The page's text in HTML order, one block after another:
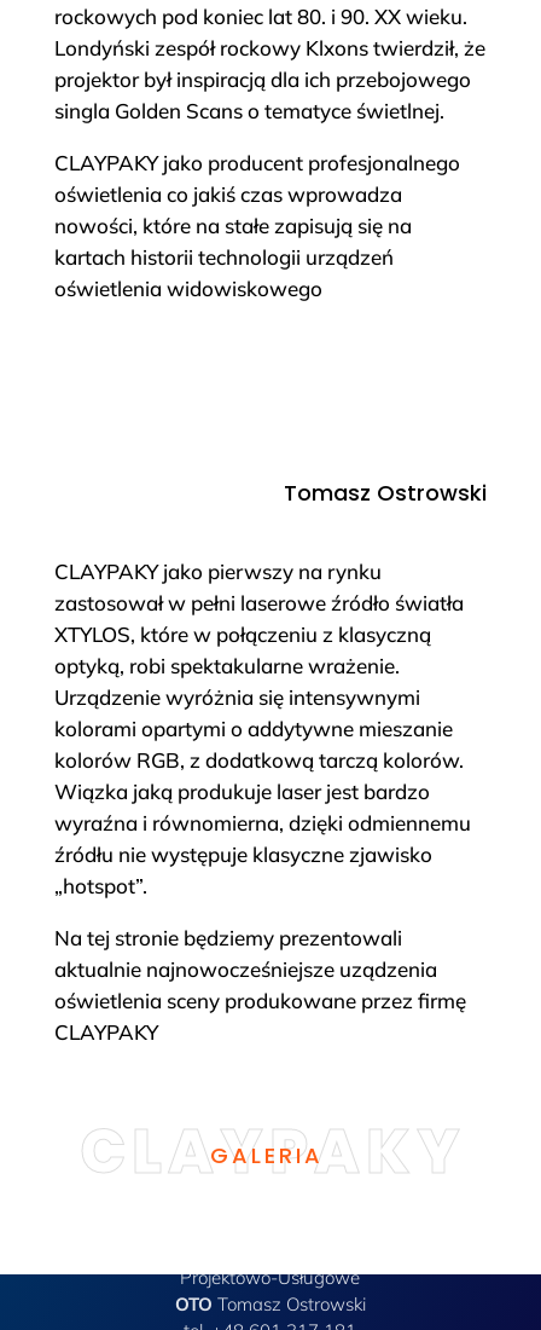
rockowych pod koniec lat 80. i 90. XX wieku.
Londyński zespół rockowy Klxons twierdził, że
projektor był inspiracją dla ich przebojowego
singla Golden Scans o tematyce świetlnej.
CLAYPAKY jako producent profesjonalnego
oświetlenia co jakiś czas wprowadza
nowości, które na stałe zapisują się na
kartach historii technologii urządzeń
oświetlenia widowiskowego
Tomasz Ostrowski
CLAYPAKY jako pierwszy na rynku
zastosował w pełni laserowe źródło światła
XTYLOS, które w połączeniu z klasyczną
optyką, robi spektakularne wrażenie.
Urządzenie wyróżnia się intensywnymi
kolorami opartymi o addytywne mieszanie
kolorów RGB, z dodatkową tarczą kolorów.
Wiązka jaką produkuje laser jest bardzo
wyraźna i równomierna, dzięki odmiennemu
źródłu nie występuje klasyczne zjawisko
„hotspot”.
Na tej stronie będziemy prezentowali
aktualnie najnowocześniejsze uządzenia
oświetlenia sceny produkowane przez firmę
CLAYPAKY
GALERIA
Projektowo-Usługowe
OTO Tomasz Ostrowski